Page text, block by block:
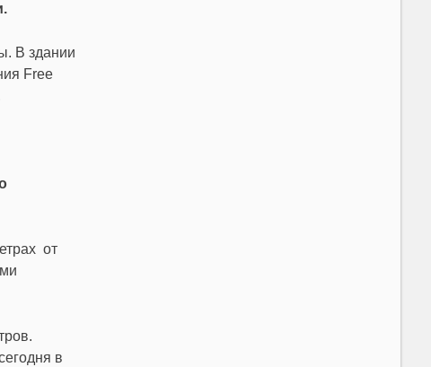
В здании
Free
от
в